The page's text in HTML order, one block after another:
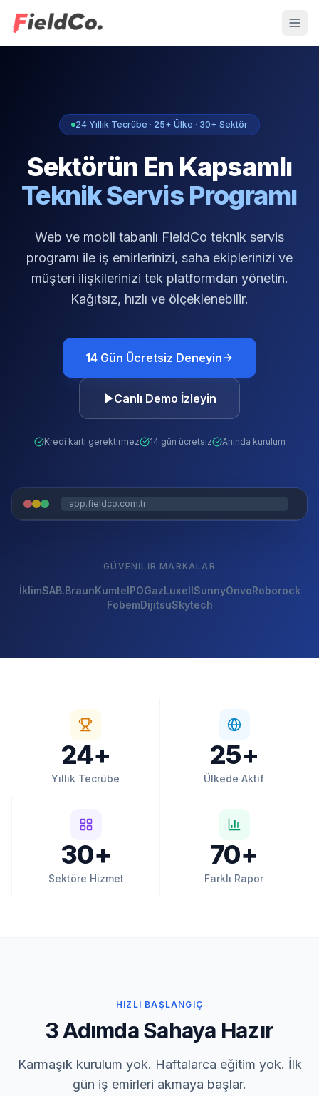
24 Yıllık Tecrübe · 25+ Ülke · 30+ Sektör
Sektörün En Kapsamlı
Teknik Servis Programı
Web ve mobil tabanlı FieldCo teknik servis
programı ile iş emirlerinizi, saha ekiplerinizi ve
müşteri ilişkilerinizi tek platformdan yönetin.
Kağıtsız, hızlı ve ölçeklenebilir.
14 Gün Ücretsiz Deneyin
Canlı Demo İzleyin
Kredi kartı gerektirmez 14 gün ücretsiz Anında kurulum
app.fieldco.com.tr
GÜVENILIR MARKALAR
İklimSAB.BraunKumtelPOGazLuxellSunnyOnvoRoborock
FobemDijitsuSkytech
24+
Yıllık Tecrübe
25+
Ülkede Aktif
30+
Sektöre Hizmet
70+
Farklı Rapor
HIZLI BAŞLANGIÇ
3 Adımda Sahaya Hazır
Karmaşık kurulum yok. Haftalarca eğitim yok. İlk
gün iş emirleri akmaya başlar.